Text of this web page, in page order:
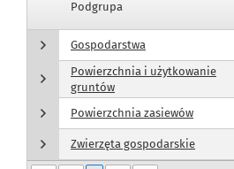
Podgrupa
Gospodarstwa
Powierzchnia i użytkowanie
gruntów
Powierzchnia zasiewów
Zwierzęta gospodarskie